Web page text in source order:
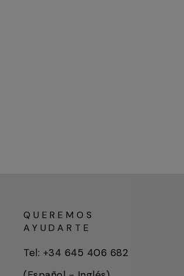
QUEREMOS
AYUDARTE
Tel: +34 645 406 682